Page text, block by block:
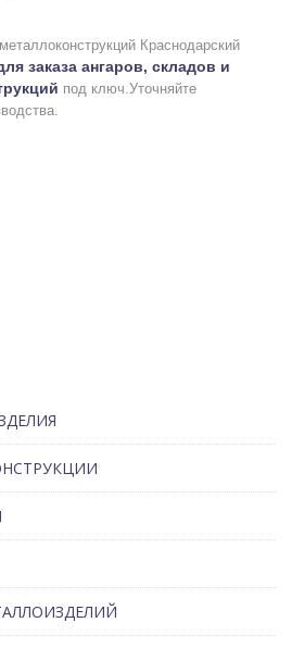
Краснодарский
заказа ангаров, складов и
под ключ.Уточняйте